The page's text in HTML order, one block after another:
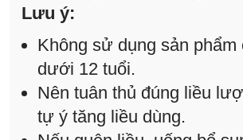
Lưu ý:
Không sử dụng sản phẩm
dưới 12 tuổi.
Nên tuân thủ đúng liều
tự ý tăng liều dùng.